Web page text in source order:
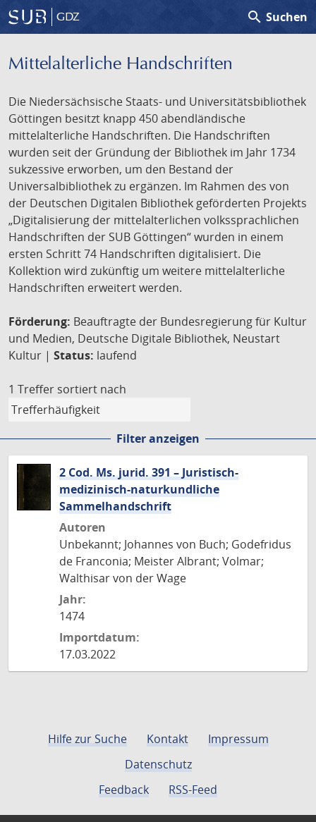
GDZ search Suchen
Mittelalterliche Handschriften
Die Niedersächsische Staats- und Universitätsbibliothek
Göttingen besitzt knapp 450 abendländische
mittelalterliche Handschriften. Die Handschriften
wurden seit der Gründung der Bibliothek im Jahr 1734
sukzessive erworben, um den Bestand der
Universalbibliothek zu ergänzen. Im Rahmen des von
der Deutschen Digitalen Bibliothek geförderten Projekts
„Digitalisierung der mittelalterlichen volkssprachlichen
Handschriften der SUB Göttingen“ wurden in einem
ersten Schritt 74 Handschriften digitalisiert. Die
Kollektion wird zukünftig um weitere mittelalterliche
Handschriften erweitert werden.
Förderung: Beauftragte der Bundesregierung für Kultur
und Medien, Deutsche Digitale Bibliothek, Neustart
Kultur | Status: laufend
1 Treffer sortiert nach
Filter anzeigen
2 Cod. Ms. jurid. 391 – Juristisch-
medizinisch-naturkundliche
Sammelhandschrift
Autoren
Unbekannt; Johannes von Buch; Godefridus
de Franconia; Meister Albrant; Volmar;
Walthisar von der Wage
Jahr:
1474
Importdatum:
17.03.2022
Hilfe zur Suche Kontakt
Impressum
Datenschutz
Feedback
RSS-Feed